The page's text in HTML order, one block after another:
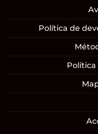
Política de
Política